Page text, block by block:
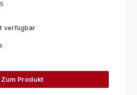
verfügbar
Zum Produkt